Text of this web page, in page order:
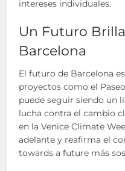
intereses individuales.
Un Futuro
Barcelona
El futuro de Barcelona
proyectos como el
puede seguir siendo un
lucha contra el cambio
en la Venice Climate
adelante y reafirma el
towards a future más